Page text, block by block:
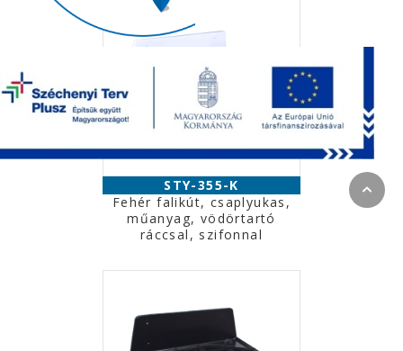
STY-355-K
Fehér falikút, csaplyukas,
műanyag, vödörtartó
ráccsal, szifonnal